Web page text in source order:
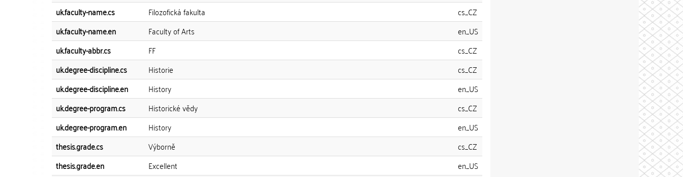
uk.faculty-name.cs Filozofická fakulta
cs_CZ
uk.faculty-name.en
Faculty of Arts
en_US
uk.faculty-abbr.cs
FF
cs_CZ
uk.degree-discipline.cs
Historie
cs_CZ
uk.degree-discipline.en
History
en_US
uk.degree-program.cs
Historické vědy
cs_CZ
uk.degree-program.en
History
en_US
thesis.grade.cs
Výborně
cs_CZ
thesis.grade.en
Excellent
en_US